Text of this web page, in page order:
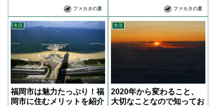
ファカタの夏 ファカタの夏
生活
福岡市は魅力たっぷり！福
岡市に住むメリットを紹介
生活
2020年から変わること、
大切なことなので知ってお